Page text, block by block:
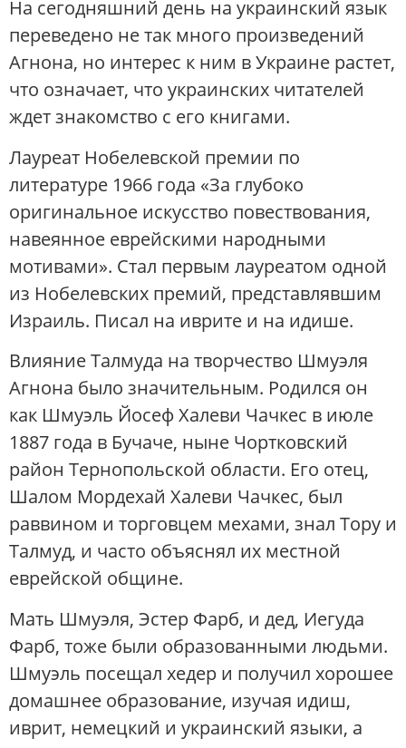
На сегодняшний день на украинский язык
переведено не так много произведений
Агнона, но интерес к ним в Украине растет,
что означает, что украинских читателей
ждет знакомство с его книгами.
Лауреат Нобелевской премии по
литературе 1966 года «За глубоко
оригинальное искусство повествования,
навеянное еврейскими народными
мотивами». Стал первым лауреатом одной
из Нобелевских премий, представлявшим
Израиль. Писал на иврите и на идише.
Влияние Талмуда на творчество Шмуэля
Агнона было значительным. Родился он
как Шмуэль Йосеф Халеви Чачкес в июле
1887 года в Бучаче, ныне Чортковский
район Тернопольской области. Его отец,
Шалом Мордехай Халеви Чачкес, был
раввином и торговцем мехами, знал Тору и
Талмуд, и часто объяснял их местной
еврейской общине.
Мать Шмуэля, Эстер Фарб, и дед, Иегуда
Фарб, тоже были образованными людьми.
Шмуэль посещал хедер и получил хорошее
домашнее образование, изучая идиш,
иврит, немецкий и украинский языки, а